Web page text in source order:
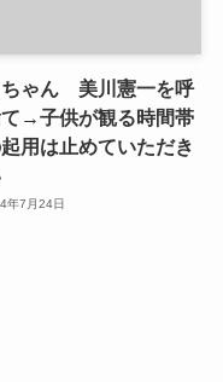
ちゃん 美川憲一を呼
→子供が観る時間帯
用は止めていただき
年7月24日